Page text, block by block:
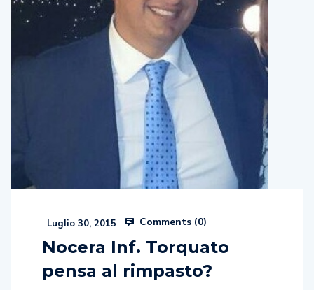
Luglio 30, 2015 Comments (0)
Nocera Inf. Torquato
pensa al rimpasto?